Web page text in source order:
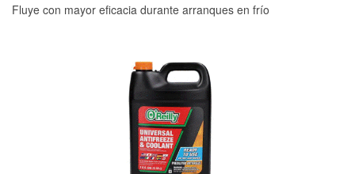
Fluye con mayor eficacia durante arranques en frío